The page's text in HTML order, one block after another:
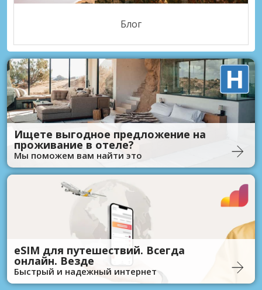
Блог
Ищете выгодное предложение на
проживание в отеле?
Мы поможем вам найти это
eSIM для путешествий. Всегда
онлайн. Везде
Быстрый и надежный интернет